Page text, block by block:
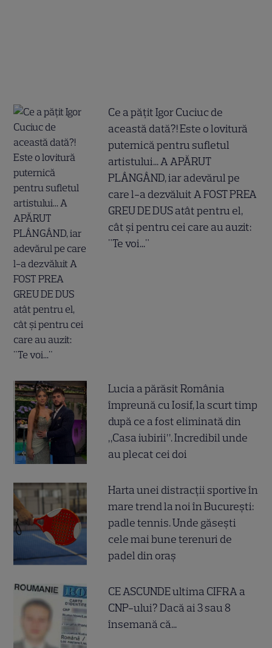
Ce a pățit Igor Cuciuc de
această dată?! Este o lovitură
puternică pentru sufletul
artistului... A APĂRUT
PLÂNGÂND, iar adevărul pe
care l-a dezvăluit A FOST PREA
GREU DE DUS atât pentru el,
cât și pentru cei care au auzit:
"Te voi..."
Lucia a părăsit România
împreună cu Iosif, la scurt timp
după ce a fost eliminată din
„Casa iubirii”. Incredibil unde
au plecat cei doi
Harta unei distracții sportive în
mare trend la noi în București:
padle tennis. Unde găsești
cele mai bune terenuri de
padel din oraș
CE ASCUNDE ultima CIFRA a
CNP-ului? Dacă ai 3 sau 8
însemană că...